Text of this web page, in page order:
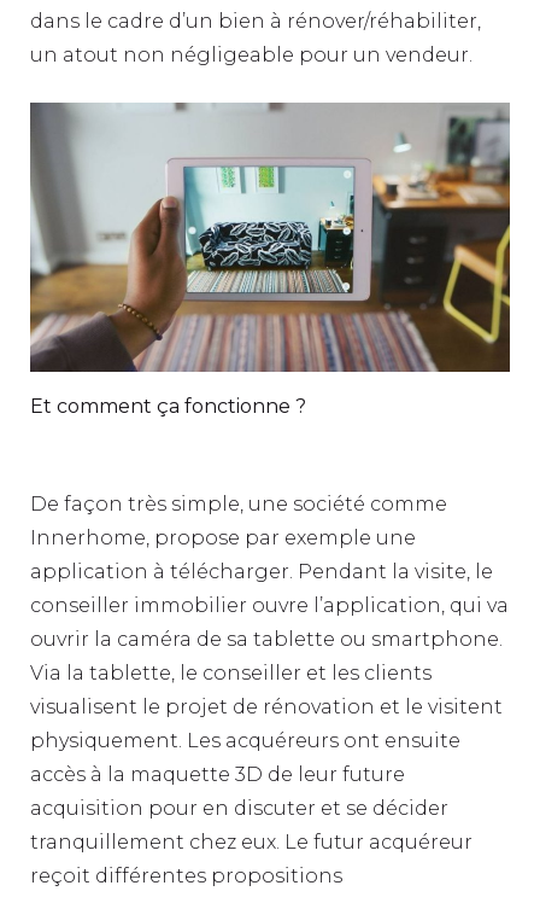
dans le cadre d’un bien à rénover/réhabiliter,
un atout non négligeable pour un vendeur.
Et comment ça fonctionne ?
De façon très simple, une société comme
Innerhome, propose par exemple une
application à télécharger. Pendant la visite, le
conseiller immobilier ouvre l’application, qui va
ouvrir la caméra de sa tablette ou smartphone.
Via la tablette, le conseiller et les clients
visualisent le projet de rénovation et le visitent
physiquement. Les acquéreurs ont ensuite
accès à la maquette 3D de leur future
acquisition pour en discuter et se décider
tranquillement chez eux. Le futur acquéreur
reçoit différentes propositions